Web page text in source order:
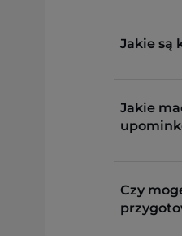
Jakie są
Jakie
Czy